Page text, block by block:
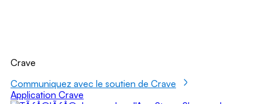
Crave
Communiquez avec le soutien de Crave
Application Crave